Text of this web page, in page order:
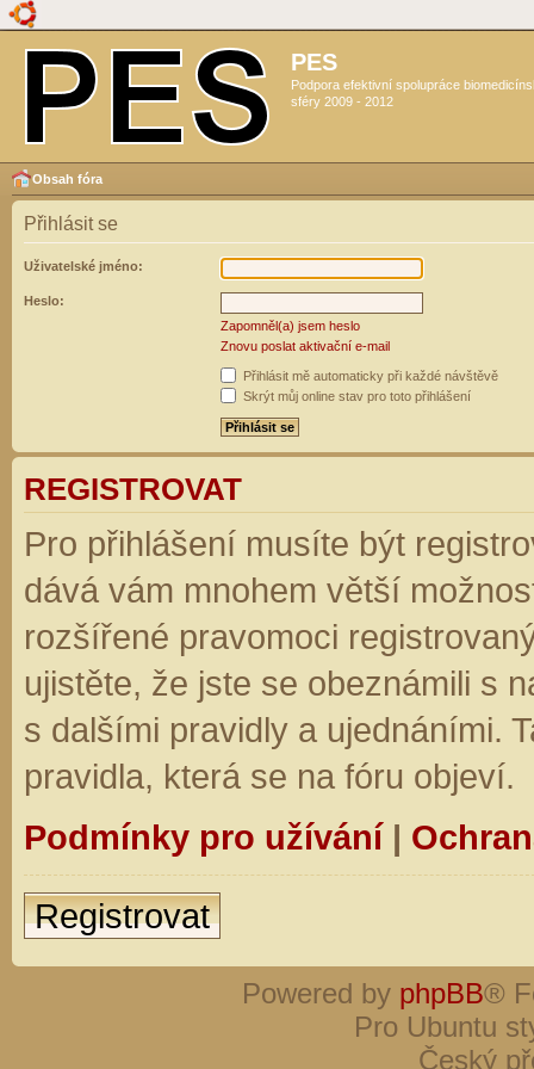
PES
Podpora efektivní spolupráce
sféry 2009 - 2012
Obsah fóra
Přihlásit se
Uživatelské jméno:
Heslo:
Zapomněl(a) jsem heslo
Znovu poslat aktivační e-mail
Přihlásit mě automaticky při každé návštěvě
Skrýt můj online stav pro toto přihlášení
REGISTROVAT
Pro přihlášení musíte být
dává vám mnohem větší
rozšířené pravomoci
ujistěte, že jste se obeznámili s
s dalšími pravidly a ujednáními.
pravidla, která se na fóru objeví.
Podmínky pro užívání|
Registrovat
Powered by phpBB®
Pro Ubuntu
Český